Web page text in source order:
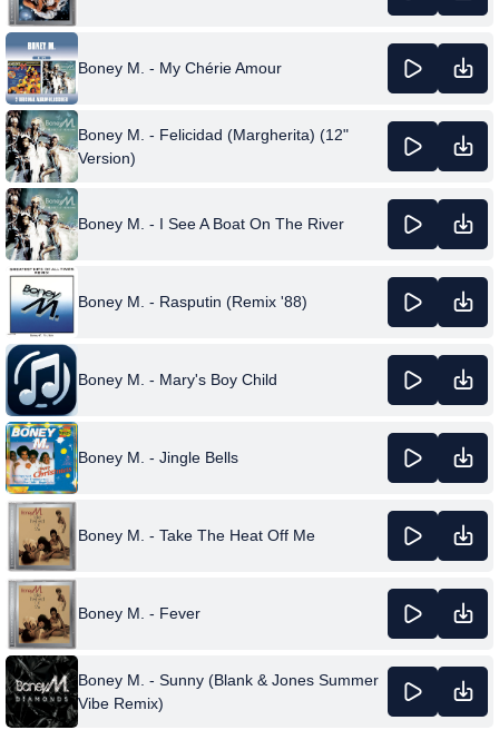
Boney M. - My Chérie Amour
Boney M. - Felicidad (Margherita) (12"
Version)
Boney M. - I See A Boat On The River
Boney M. - Rasputin (Remix '88)
Boney M. - Mary's Boy Child
Boney M. - Jingle Bells
Boney M. - Take The Heat Off Me
Boney M. - Fever
Boney M. - Sunny (Blank & Jones Summer
Vibe Remix)